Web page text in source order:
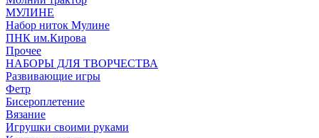
МУЛИНЕ
Набор ниток Мулине
ПНК им.Кирова
Прочее
НАБОРЫ ДЛЯ ТВОРЧЕСТВА
Развивающие игры
Фетр
Бисероплетение
Вязание
Игрушки своими руками